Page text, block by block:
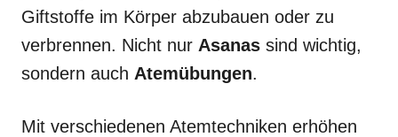
Giftstoffe im Körper abzubauen oder zu
verbrennen. Nicht nur Asanas sind wichtig,
sondern auch Atemübungen.
Mit verschiedenen Atemtechniken erhöhen